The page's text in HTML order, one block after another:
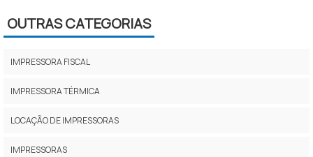
PREÇO DA IMPRESSORA
MULTIFUNCIONAL JATO DE TINTA
IMPRESSORA A JATO DE TINTA
VALOR DE UMA IMPRESSORA
VALOR IMPRESSORA
OUTRAS CATEGORIAS
IMPRESSORA FISCAL
IMPRESSORA TÉRMICA
LOCAÇÃO DE IMPRESSORAS
IMPRESSORAS